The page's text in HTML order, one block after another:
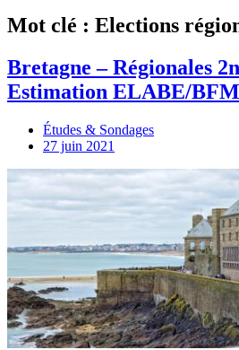
Mot clé : Elections
Bretagne – Régionales
Estimation ELABE/
Études & Sondages
27 juin 2021